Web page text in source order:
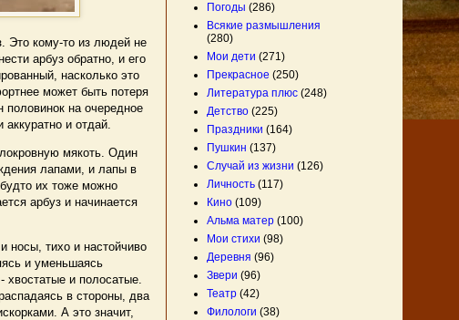
Это кому-то из людей не
арбуз обратно, и его
насколько это
может быть потеря
на очередное
и отдай.
мякоть. Один
лапами, и лапы в
их тоже можно
арбуз и начинается
носы, тихо и настойчиво
и уменьшаясь
и полосатые.
в стороны, два
А это значит,
Погоды (286)
Всякие размышления
(280)
Мои дети (271)
Прекрасное (250)
Литература плюс (248)
Детство (225)
Праздники (164)
Пушкин (137)
Случай из жизни (126)
Личность (117)
Кино (109)
Альма матер (100)
Мои стихи (98)
Деревня (96)
Звери (96)
Театр (42)
Филологи (38)